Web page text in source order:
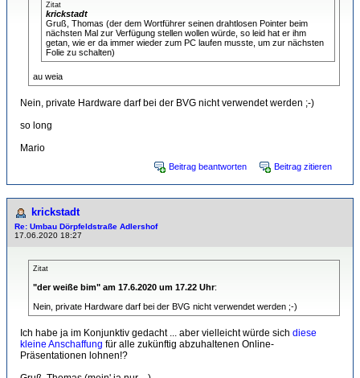
Zitat
krickstadt
Gruß, Thomas (der dem Wortführer seinen drahtlosen Pointer beim
nächsten Mal zur Verfügung stellen wollen würde, so leid hat er ihm
getan, wie er da immer wieder zum PC laufen musste, um zur nächsten
Folie zu schalten)
au weia
Nein, private Hardware darf bei der BVG nicht verwendet werden ;-)
so long
Mario
Beitrag beantworten Beitrag zitieren
krickstadt
Re: Umbau Dörpfeldstraße Adlershof
17.06.2020 18:27
Zitat
"der weiße bim" am 17.6.2020 um 17.22 Uhr:
Nein, private Hardware darf bei der BVG nicht verwendet werden ;-)
Ich habe ja im Konjunktiv gedacht ... aber vielleicht würde sich diese
kleine Anschaffung für alle zukünftig abzuhaltenen Online-
Präsentationen lohnen!?